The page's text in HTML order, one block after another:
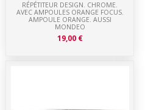
RÉPÉTITEUR DESIGN. CHROME.
AVEC AMPOULES ORANGE FOCUS.
AMPOULE ORANGE. AUSSI
MONDEO
19,00 €